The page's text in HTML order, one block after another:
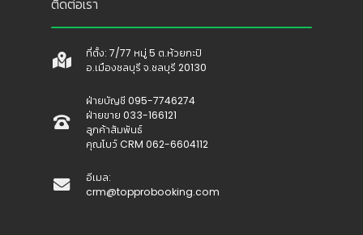
ติดต่อเรา
ที่ตั้ง: 7/77 หมู่ 5 ต.ห้วยกะปิ
อ.เมืองชลบุรี จ.ชลบุรี 20130
ฝ่ายบัญชี 095-7746274
ฝ่ายขาย 033-166121
ลูกค้าสัมพันธ์
คุณโบว์ CRM 062-6604112
อีเมล:
crm@topprobooking.com